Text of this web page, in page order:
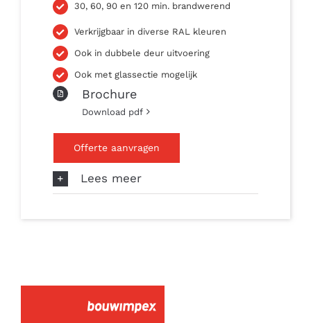
30, 60, 90 en 120 min. brandwerend
Verkrijgbaar in diverse RAL kleuren
Ook in dubbele deur uitvoering
Ook met glassectie mogelijk
Brochure
Download pdf
Offerte aanvragen
Lees meer